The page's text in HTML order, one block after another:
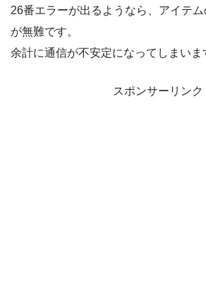
26番エラーが出るようなら、アイテ
が無難です。
余計に通信が不安定になってしまいま
スポンサーリンク